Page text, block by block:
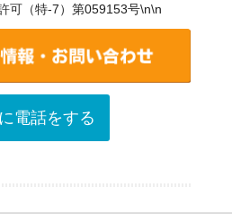
可（特-7）第059153号\n\n
電話をする